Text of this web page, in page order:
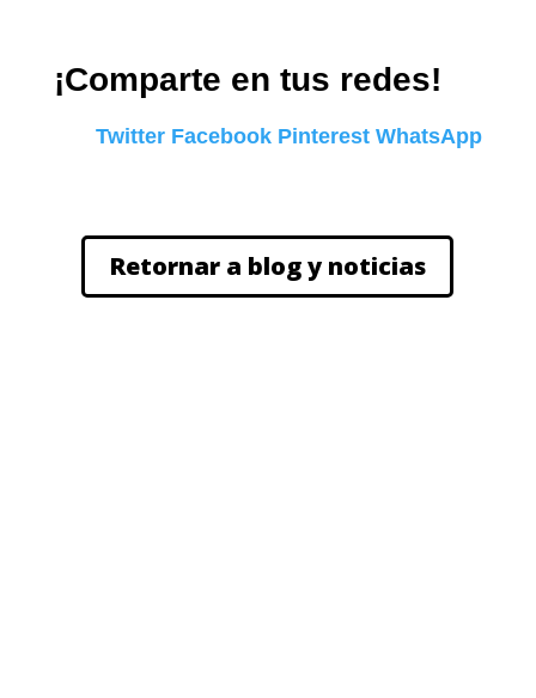
¡Comparte en tus redes!
Twitter Facebook PinterestWhatsApp
Retornar a blog y noticias